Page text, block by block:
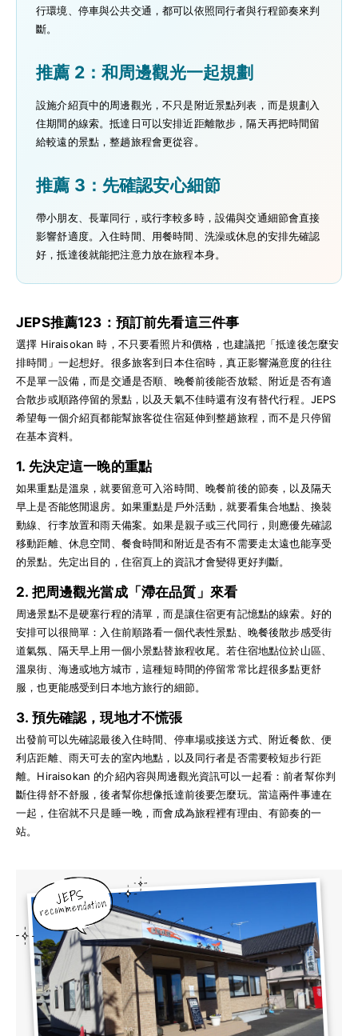
行環境、停車與公共交通，都可以依照同行者與行程節奏來判
斷。
推薦 2：和周邊觀光一起規劃
設施介紹頁中的周邊觀光，不只是附近景點列表，而是規劃入
住期間的線索。抵達日可以安排近距離散步，隔天再把時間留
給較遠的景點，整趟旅程會更從容。
推薦 3：先確認安心細節
帶小朋友、長輩同行，或行李較多時，設備與交通細節會直接
影響舒適度。入住時間、用餐時間、洗澡或休息的安排先確認
好，抵達後就能把注意力放在旅程本身。
JEPS推薦123：預訂前先看這三件事
選擇 Hiraisokan 時，不只要看照片和價格，也建議把「抵達後怎麼安
排時間」一起想好。很多旅客到日本住宿時，真正影響滿意度的往往
不是單一設備，而是交通是否順、晚餐前後能否放鬆、附近是否有適
合散步或順路停留的景點，以及天氣不佳時還有沒有替代行程。JEPS
希望每一個介紹頁都能幫旅客從住宿延伸到整趟旅程，而不是只停留
在基本資料。
1. 先決定這一晚的重點
如果重點是溫泉，就要留意可入浴時間、晚餐前後的節奏，以及隔天
早上是否能悠閒退房。如果重點是戶外活動，就要看集合地點、換裝
動線、行李放置和雨天備案。如果是親子或三代同行，則應優先確認
移動距離、休息空間、餐食時間和附近是否有不需要走太遠也能享受
的景點。先定出目的，住宿頁上的資訊才會變得更好判斷。
2. 把周邊觀光當成「滯在品質」來看
周邊景點不是硬塞行程的清單，而是讓住宿更有記憶點的線索。好的
安排可以很簡單：入住前順路看一個代表性景點、晚餐後散步感受街
道氣氛、隔天早上用一個小景點替旅程收尾。若住宿地點位於山區、
溫泉街、海邊或地方城市，這種短時間的停留常常比趕很多點更舒
服，也更能感受到日本地方旅行的細節。
3. 預先確認，現地才不慌張
出發前可以先確認最後入住時間、停車場或接送方式、附近餐飲、便
利店距離、雨天可去的室內地點，以及同行者是否需要較短步行距
離。Hiraisokan 的介紹內容與周邊觀光資訊可以一起看：前者幫你判
斷住得舒不舒服，後者幫你想像抵達前後要怎麼玩。當這兩件事連在
一起，住宿就不只是睡一晚，而會成為旅程裡有理由、有節奏的一
站。